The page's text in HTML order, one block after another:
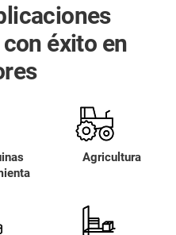
éxito en
Agricultura